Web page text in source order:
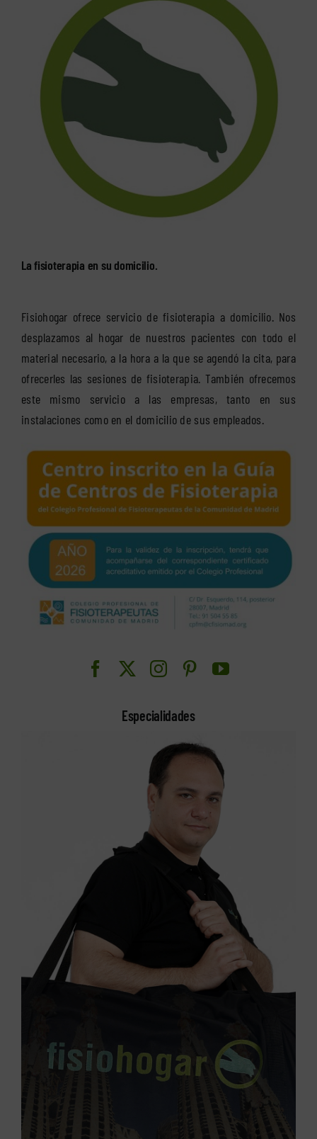
La fisioterapia en su domicilio.
Fisiohogar ofrece servicio de fisioterapia a domicilio. Nos
desplazamos al hogar de nuestros pacientes con todo el
material necesario, a la hora a la que se agendó la cita, para
ofrecerles las sesiones de fisioterapia. También ofrecemos
este mismo servicio a las empresas, tanto en sus
instalaciones como en el domicilio de sus empleados.
Especialidades